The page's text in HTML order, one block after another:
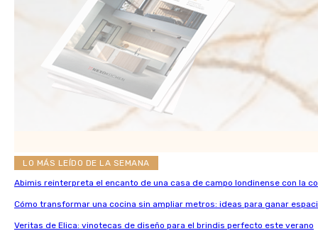
LO MÁS LEÍDO DE LA SEMANA
Abimis reinterpreta el encanto de una casa de campo londinense con la
Cómo transformar una cocina sin ampliar metros: ideas para ganar
Veritas de Elica: vinotecas de diseño para el brindis perfecto este verano